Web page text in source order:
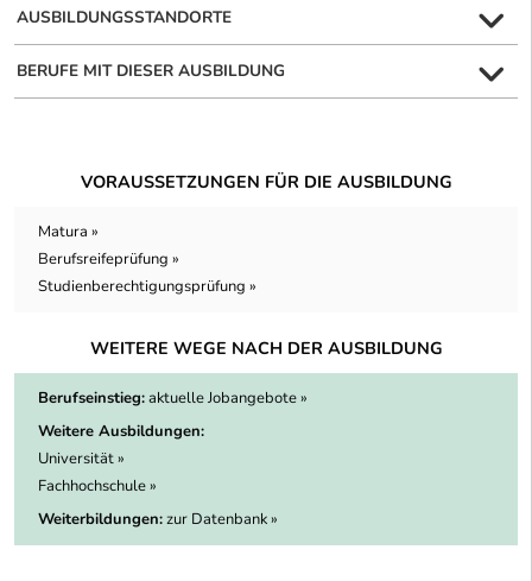
AUSBILDUNGSSTANDORTE
BERUFE MIT DIESER AUSBILDUNG
VORAUSSETZUNGEN FÜR DIE AUSBILDUNG
Matura »
Berufsreifeprüfung »
Studienberechtigungsprüfung »
WEITERE WEGE NACH DER AUSBILDUNG
Berufseinstieg:aktuelle Jobangebote »
Weitere Ausbildungen:
Universität »
Fachhochschule »
Weiterbildungen:zur Datenbank »